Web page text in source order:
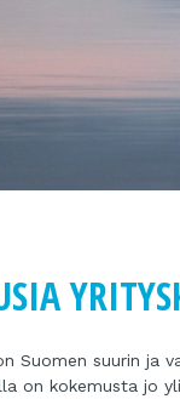
Suomen suurin ja
on kokemusta jo